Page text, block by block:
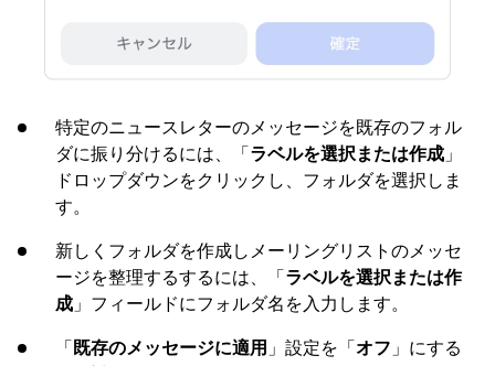
特定のニュースレターのメッセージを既存のフォル
ダに振り分けるには、「ラベルを選択または作成 」
ドロップダウンをクリックし、フォルダを選択しま
す。
新しくフォルダを作成しメーリングリストのメッセ
ージを整理するするには、「ラベルを選択または作
成 」フィールドにフォルダ名を入力します。
「既存のメッセージに適用 」設定を「オフ 」にする